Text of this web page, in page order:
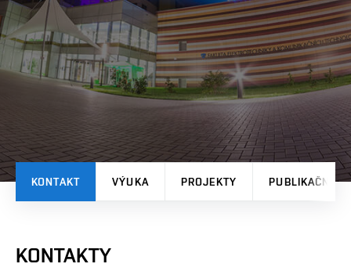
KONTAKT VÝUKA PROJEKTY PUBLIKAČNÍ
KONTAKTY